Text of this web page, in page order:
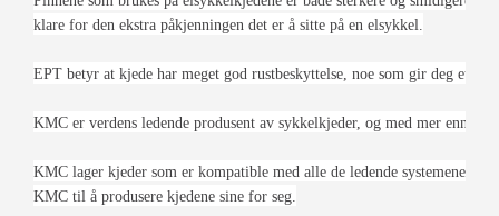
klare for den ekstra påkjenningen det er å sitte på en elsykkel.
EPT betyr at kjede har meget god rustbeskyttelse, noe som gir deg et
KMC er verdens ledende produsent av sykkelkjeder, og med mer enn 40
KMC lager kjeder som er kompatible med alle de ledende systemene
KMC til å produsere kjedene sine for seg.